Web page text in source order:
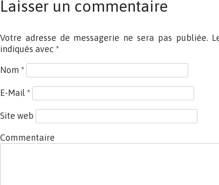
Laisser un commentaire
Votre adresse de messagerie ne sera pas publiée.
indiqués avec *
Nom *
E-Mail *
Site web
Commentaire